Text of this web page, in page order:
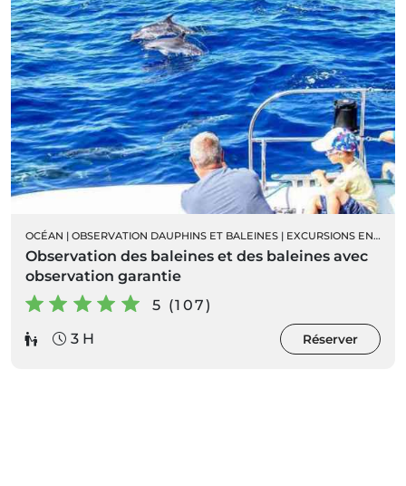
OCÉAN | OBSERVATION DAUPHINS ET BALEINES | EXCURSIONS EN BATEAU
Observation des baleines et des baleines avec
observation garantie
5 (107)
3 H
Réserver